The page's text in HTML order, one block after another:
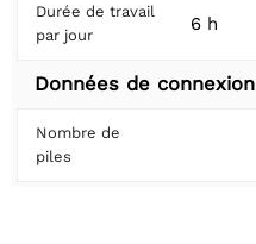
Durée de travail
par jour
6 h
Données de connexion
Nombre de
piles